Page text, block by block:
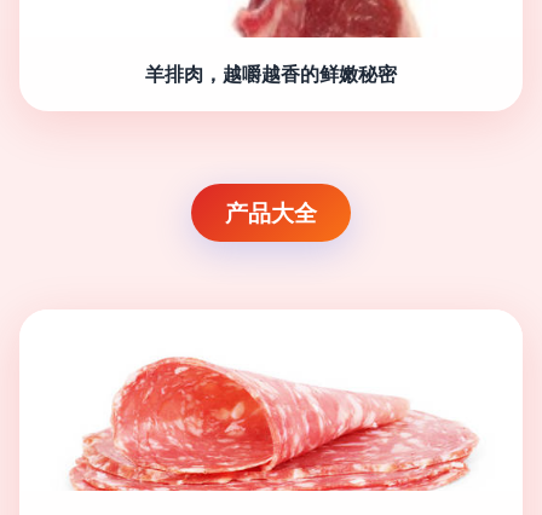
羊排肉，越嚼越香的鲜嫩秘密
产品大全